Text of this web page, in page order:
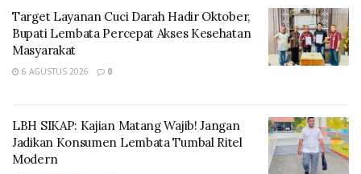
Seminar ini diikuti oleh semua OPD yang ada di lingkup
Pemerintahan Kabupaten Lembata dan yang menjadi
Target Layanan Cuci Darah Hadir Oktober,
Bupati Lembata Percepat Akses Kesehatan
Masyarakat
6 AGUSTUS 2026 0
LBH SIKAP: Kajian Matang Wajib! Jangan
Jadikan Konsumen Lembata Tumbal Ritel
Modern